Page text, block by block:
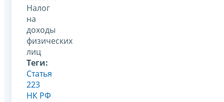
Налог
на
доходы
физических
лиц
Теги:
Статья
223
НК РФ